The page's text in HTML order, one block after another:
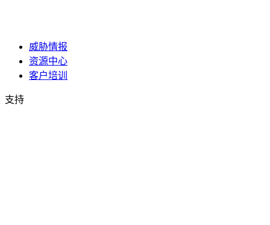
威胁情报
资源中心
客户培训
支持